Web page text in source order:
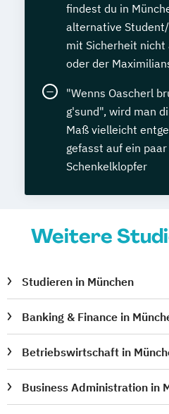
findest du in
alternative
mit Sicherheit nicht
oder der
"Wenns Oascherl
g'sund", wird man
Maß vielleicht
gefasst auf ein
Schenkelklopfer
Weitere
Studieren in München
Banking & Finance in
Betriebswirtschaft in
Business Administration in